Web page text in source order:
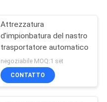
Attrezzatura
d'impionbatura del nastro
trasportatore automatico
negoziabile MOQ:1 set
CONTATTO